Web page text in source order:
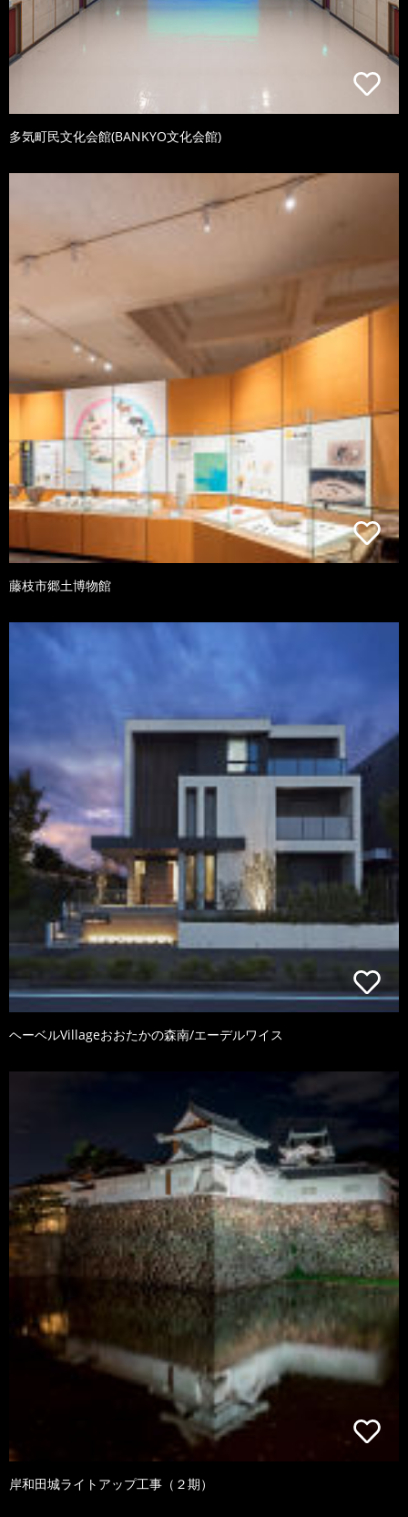
多気町民文化会館(BANKYO文化会館)
藤枝市郷土博物館
ヘーベルVillageおおたかの森南/エーデルワイス
岸和田城ライトアップ工事（２期）